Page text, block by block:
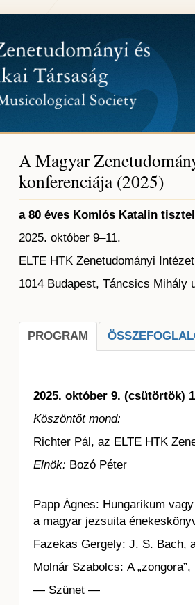
A Magyar
konferenciája (2025)
a 80 éves Komlós Katalin
2025. október 9–11.
ELTE HTK Zenetudományi
1014 Budapest, Táncsics Mihály
PROGRAM
2025. október 9. (csütörtök)
Köszöntőt mond:
Richter Pál, az ELTE HTK
Elnök: Bozó Péter
Papp Ágnes: Hungarikum
a magyar jezsuita
Fazekas Gergely: J. S. Bach,
Molnár Szabolcs: A
— Szünet —